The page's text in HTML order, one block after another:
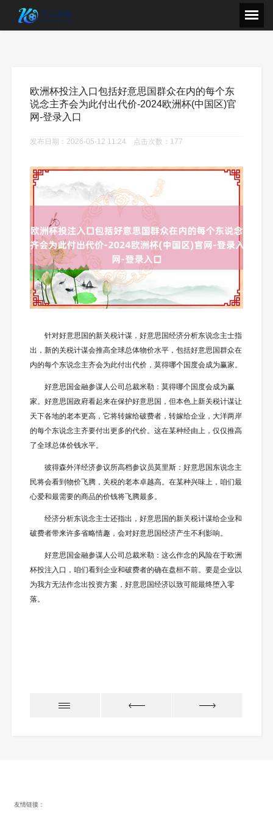
欧洲杯投注入口包括好意思国群众在内的每个东
说念主齐会为此付出代价-2024欧洲杯(中国区)官
网-登录入口
发布日期：2026-05-12 11:24 点击次数：177
针对好意思国的新关税计谋，好意思国经济分析东说念主士指
出，新的关税计谋会推高全球总体物价水平，包括好意思国群众在
内的每个东说念主齐会为此付出代价，莫得哪个国度会成为赢家。
好意思国金融参谋人公司总裁米勒：莫得哪个国度会成为赢
家。好意思国政府看起来在保护好意思国，但本色上新关税计谋让
天下各地的老本更高，它将转嫁给破费者，转嫁给企业，大洋两岸
的每个东说念主齐要付出更多的代价。这在某种经由上，仅仅推高
了全球总体价钱水平。
彼得森外洋经济参议所高档参议员莫里斯：好意思国东说念主
民将会看到物价飞腾，关税的老本卓越高。在某种兴味上，咱们最
心爱和最需要的商品的价钱将飞腾最多。
经济分析东说念主士还指出，好意思国的新关税计谋给企业和
破费者带来许多省略情趣，会对好意思国经济产生不利影响。
好意思国金融参谋人公司总裁米勒：这么作念的风险在于欧洲
杯投注入口，咱们看到企业和破费者的确在盘桓不前。要是企业以
为我方无法作念出投资方案，好意思国经济以致可能最终堕入零
落。
友情链接：